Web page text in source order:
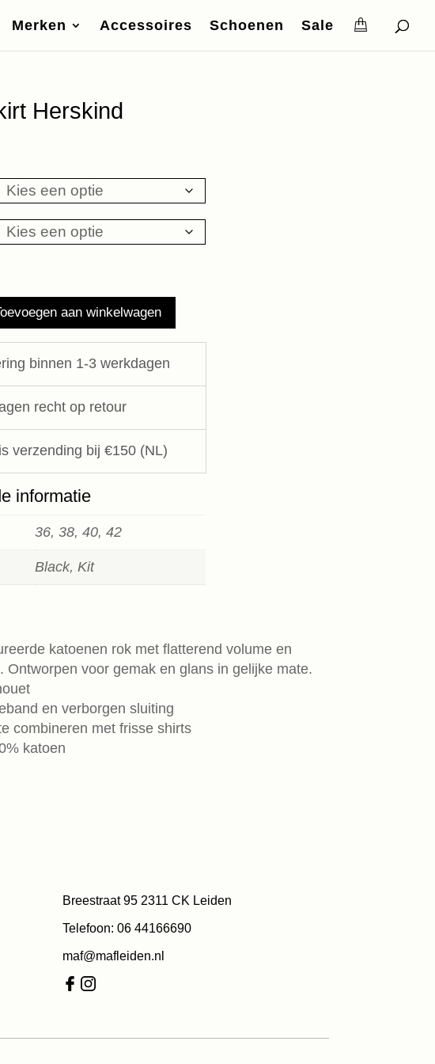
Merken Accessoires Schoenen Sale
Herskind
aan winkelwagen
binnen 1-3 werkdagen
recht op retour
verzending bij €150 (NL)
informatie
36, 38, 40, 42
Black, Kit
katoenen rok met flatterend volume en
Ontworpen voor gemak en glans in gelijke mate.
en verborgen sluiting
combineren met frisse shirts
katoen
Breestraat 95 2311 CK Leiden
Telefoon: 06 44166690
maf@mafleiden.nl